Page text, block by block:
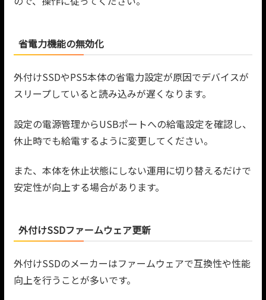
省電力機能の無効化
外付けSSDやPS5本体の省電力設定が原因でデバイスが
スリープしていると読み込みが遅くなります。
設定の電源管理からUSBポートへの給電設定を確認し、
休止時でも給電するように変更してください。
また、本体を休止状態にしない運用に切り替えるだけで
安定性が向上する場合があります。
外付けSSDファームウェア更新
外付けSSDのメーカーはファームウェアで互換性や性能
向上を行うことが多いです。